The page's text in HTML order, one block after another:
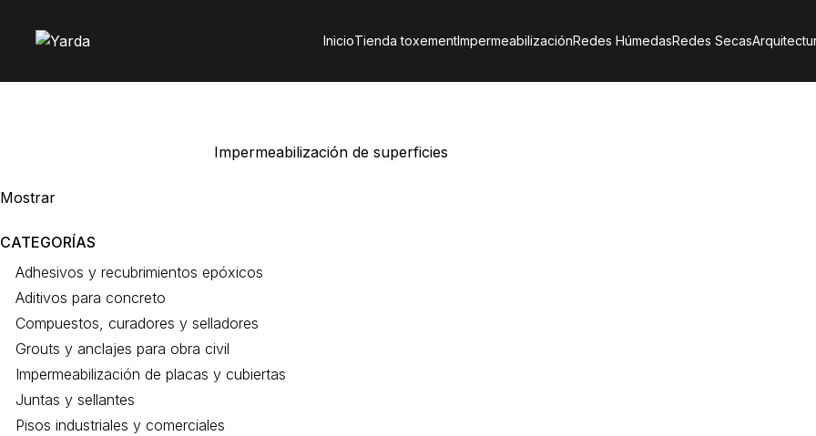
InicioTienda toxementImpermeabilizaciónRedes HúmedasRedes Secas
Impermeabilización de superficies
Mostrar
CATEGORÍAS
Adhesivos y recubrimientos epóxicos
Aditivos para concreto
Compuestos, curadores y selladores
Grouts y anclajes para obra civil
Impermeabilización de placas y cubiertas
Juntas y sellantes
Pisos industriales y comerciales